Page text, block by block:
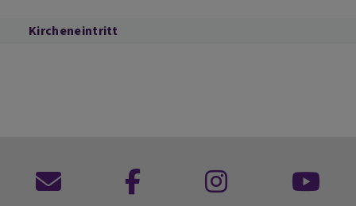
Kircheneintritt
Kontaktformular